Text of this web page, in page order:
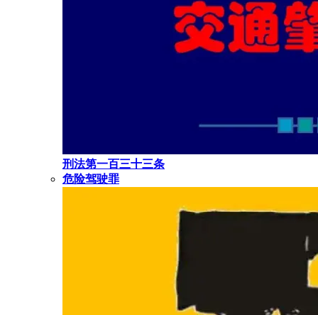
刑法第一百三十三条
危险驾驶罪